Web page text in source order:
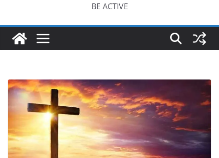
BE ACTIVE